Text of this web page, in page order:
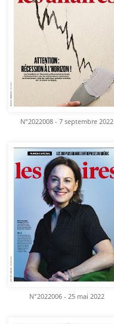
N°2022008 - 7 septembre 2022
N°2022006 - 25 mai 2022